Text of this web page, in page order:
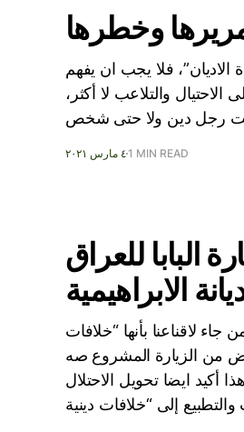
وخطرها
فلا يجب ان يفهم
والتلاعب لا أكثر،
رجل دين ولا حتى شخص
٤ مارس ٢٠٢١1 MIN READ
للعراق
الابراهيمية
لاقناعنا بأنها “خلافات
من الزيارة المشروع صه
أكيد ايضا تحويل الاحتلال